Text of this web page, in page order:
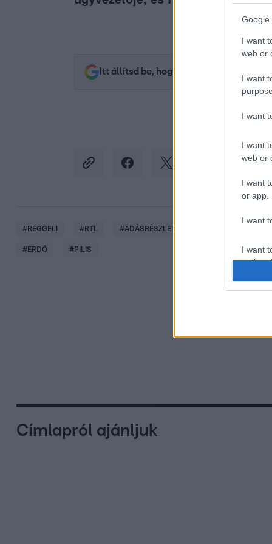
Google
I want
web or
I want
I want
I want
web or
I want
or app.
I want
I want
Itt állítsd be, hogy az RTL.hu az elsők
#REGGELI #RTL #ADÁSRÉSZLETEK
#ERDŐ #PILIS
Címlapról ajánljuk